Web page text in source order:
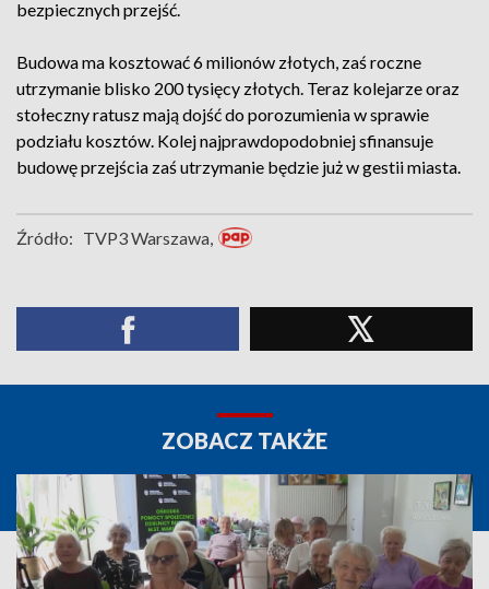
bezpiecznych przejść.
Budowa ma kosztować 6 milionów złotych, zaś roczne
utrzymanie blisko 200 tysięcy złotych. Teraz kolejarze oraz
stołeczny ratusz mają dojść do porozumienia w sprawie
podziału kosztów. Kolej najprawdopodobniej sfinansuje
budowę przejścia zaś utrzymanie będzie już w gestii miasta.
Źródło: TVP3 Warszawa,
ZOBACZ TAKŻE